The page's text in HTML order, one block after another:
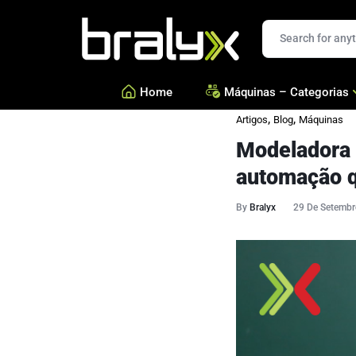
Home Máquinas – Categorias
Salgados, Coxinhas e
Confeitarias e Biscoitos
Artigos, Blog, Máquinas
automação
By Bralyx 29 De